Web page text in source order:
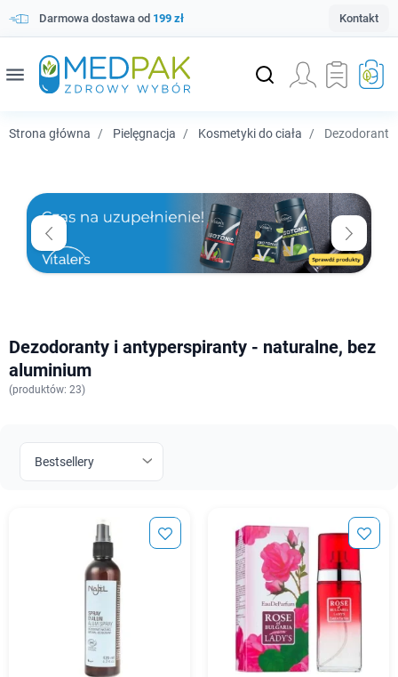
Darmowa dostawa od 199 zł Kontakt
menu
Strona główna Pielęgnacja Kosmetyki do ciała
Dezodoranty i antyperspiranty - naturalne, bez
aluminium
(produktów: 23)